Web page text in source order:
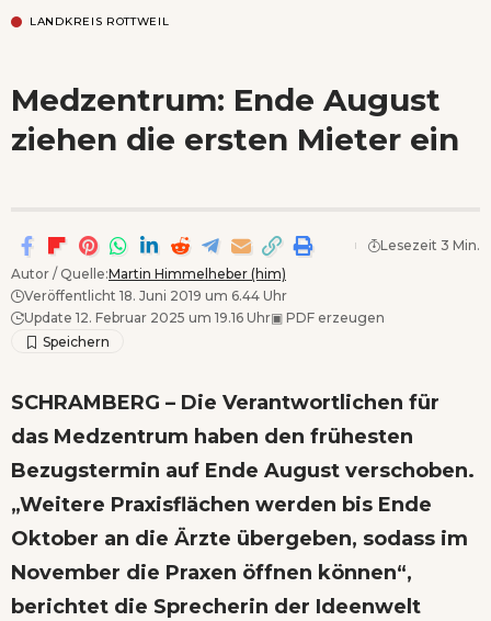
LANDKREIS ROTTWEIL
Medzentrum: Ende August
ziehen die ersten Mieter ein
Autor / Quelle:Martin Himmelheber (him)
Veröffentlicht 18. Juni 2019 um 6.44 Uhr
Update 12. Februar 2025 um 19.16 Uhr▣ PDF erzeugen
Lesezeit 3 Min.
SCHRAMBERG – Die Verantwortlichen für
das Medzentrum haben den frühesten
Bezugstermin auf Ende August verschoben.
„Weitere Praxisflächen werden bis Ende
Oktober an die Ärzte übergeben, sodass im
November die Praxen öffnen können“,
berichtet die Sprecherin der Ideenwelt